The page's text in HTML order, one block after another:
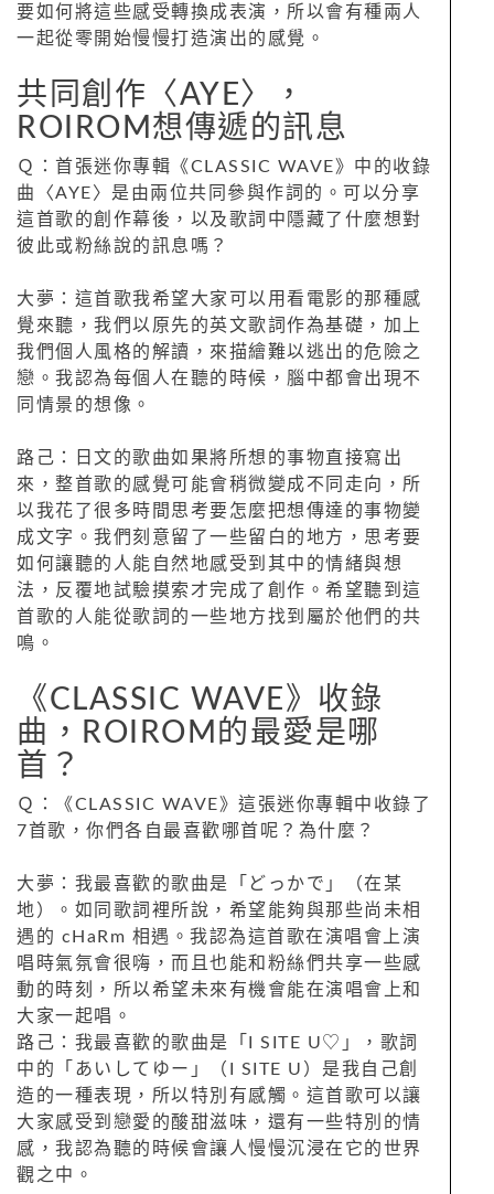
要如何將這些感受轉換成表演，所以會有種兩人
一起從零開始慢慢打造演出的感覺。
共同創作〈AYE〉，
ROIROM想傳遞的訊息
Ｑ：首張迷你專輯《CLASSIC WAVE》中的收錄
曲〈AYE〉是由兩位共同參與作詞的。可以分享
這首歌的創作幕後，以及歌詞中隱藏了什麼想對
彼此或粉絲說的訊息嗎？
大夢：這首歌我希望大家可以用看電影的那種感
覺來聽，我們以原先的英文歌詞作為基礎，加上
我們個人風格的解讀，來描繪難以逃出的危險之
戀。我認為每個人在聽的時候，腦中都會出現不
同情景的想像。
路己：日文的歌曲如果將所想的事物直接寫出
來，整首歌的感覺可能會稍微變成不同走向，所
以我花了很多時間思考要怎麼把想傳達的事物變
成文字。我們刻意留了一些留白的地方，思考要
如何讓聽的人能自然地感受到其中的情緒與想
法，反覆地試驗摸索才完成了創作。希望聽到這
首歌的人能從歌詞的一些地方找到屬於他們的共
鳴。
《CLASSIC WAVE》收錄
曲，ROIROM的最愛是哪
首？
Ｑ：《CLASSIC WAVE》這張迷你專輯中收錄了
7首歌，你們各自最喜歡哪首呢？為什麼？
大夢：我最喜歡的歌曲是「どっかで」（在某
地）。如同歌詞裡所說，希望能夠與那些尚未相
遇的 cHaRm 相遇。我認為這首歌在演唱會上演
唱時氣氛會很嗨，而且也能和粉絲們共享一些感
動的時刻，所以希望未來有機會能在演唱會上和
大家一起唱。
路己：我最喜歡的歌曲是「I SITE U♡」，歌詞
中的「あいしてゆー」（I SITE U）是我自己創
造的一種表現，所以特別有感觸。這首歌可以讓
大家感受到戀愛的酸甜滋味，還有一些特別的情
感，我認為聽的時候會讓人慢慢沉浸在它的世界
觀之中。